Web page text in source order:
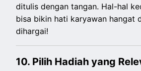
ditulis dengan tangan. Hal-hal
bisa bikin hati karyawan hangat
dihargai!
10. Pilih Hadiah yang